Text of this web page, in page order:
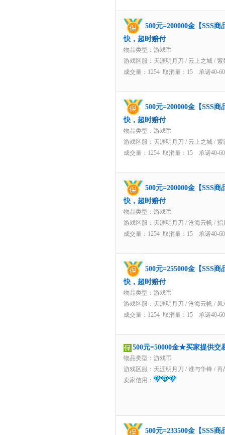
500元=200000金【SSS
快，超时赔付
物品类型：游戏币
游戏区服： 天涯明月刀 / 云上之城 / 紫
成交量：1254 取消量：15 承诺40-
500元=200000金【SSS
快，超时赔付
物品类型：游戏币
游戏区服： 天涯明月刀 / 云上之城 / 紫
成交量：1254 取消量：15 承诺40-
500元=200000金【SSS
快，超时赔付
物品类型：游戏币
游戏区服： 天涯明月刀 / 沧海云帆 / 指
成交量：1254 取消量：15 承诺40-
500元=255000金【SSS
快，超时赔付
物品类型：游戏币
游戏区服： 天涯明月刀 / 沧海云帆 / 凤
成交量：1254 取消量：15 承诺40-
500元=50000金★买家提供
物品类型：游戏币
游戏区服： 天涯明月刀 / 谁与争锋 / 再
卖家信用：
500元=233500金【SSS